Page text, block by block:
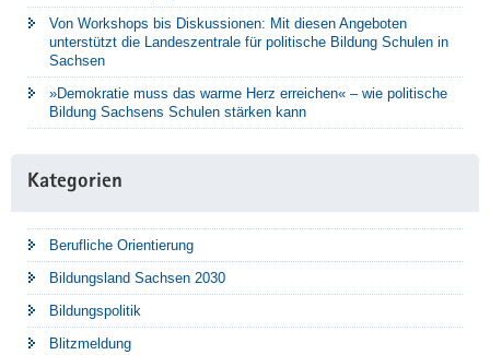
Von Workshops bis Diskussionen: Mit diesen Angeboten
unterstützt die Landeszentrale für politische Bildung Schulen in
Sachsen
»Demokratie muss das warme Herz erreichen« – wie politische
Bildung Sachsens Schulen stärken kann
Kategorien
Berufliche Orientierung
Bildungsland Sachsen 2030
Bildungspolitik
Blitzmeldung